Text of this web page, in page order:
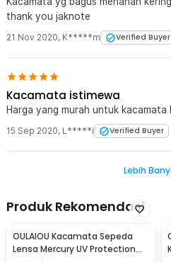
thank you jaknote
21 Nov 2020, K*****m Verified Buyer
Kacamata istimewa
15 Sep 2020, L*****i Verified Buyer
Lebih
Produk Rekomendasi
OULAIOU Kacamata Sepeda
Lensa Mercury UV Protection